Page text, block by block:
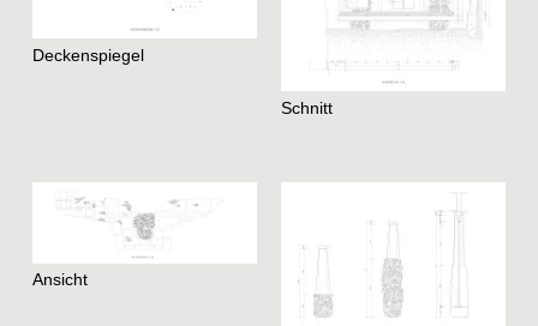
Deckenspiegel
Schnitt
Ansicht